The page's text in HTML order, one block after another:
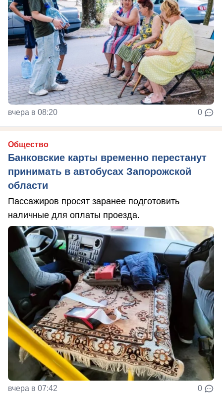
вчера в 08:20 0
Общество
Банковские карты временно перестанут
принимать в автобусах Запорожской
области
Пассажиров просят заранее подготовить
наличные для оплаты проезда.
вчера в 07:42 0